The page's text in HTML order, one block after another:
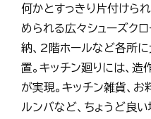
何かとすっきり片付けら
められる広々シューズク
納、2階ホールなど各所
置。キッチン廻りには、
が実現。キッチン雑貨、
ルンバなど、ちょうど良